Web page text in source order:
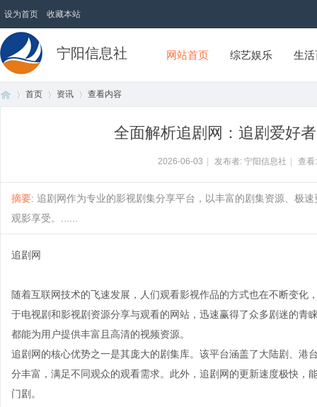
设为首页 收藏本站
宁阳信息社 网站首页 综艺娱乐 生
首页 资讯 查看内容
全面解析追剧网：追剧爱好
2026-06-03 发布者: 宁阳信息社 查
摘要: 追剧网作为专业的影视剧集分享平台，以丰富的剧集资源、极
观影享受。......
追剧网
随着互联网技术的飞速发展，人们观看影视作品的方式也在不断变
于电视剧和影视剧资源分享与观看的网站，迅速赢得了众多剧迷的青
都能为用户提供丰富且高清的视频资源。
追剧网的核心优势之一是其庞大的剧集库。该平台涵盖了大陆剧、港
分丰富，满足不同观众的观看需求。此外，追剧网的更新速度极快，
门剧。